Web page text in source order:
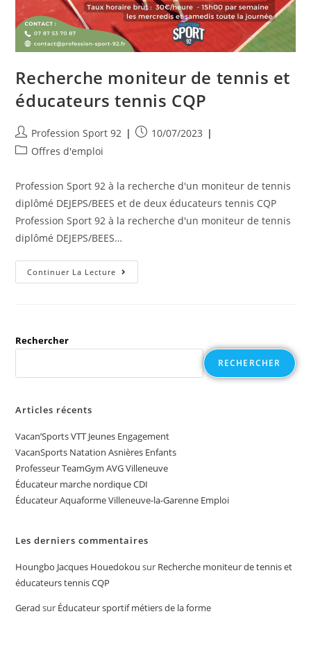
Recherche moniteur de tennis et
éducateurs tennis CQP
Profession Sport 92
10/07/2023
Offres d'emploi
Profession Sport 92 à la recherche d'un moniteur de tennis
diplômé DEJEPS/BEES et de deux éducateurs tennis CQP
Profession Sport 92 à la recherche d'un moniteur de tennis
diplômé DEJEPS/BEES…
Continuer La Lecture
Rechercher
RECHERCHER
Articles récents
Vacan’Sports VTT Jeunes Engagement
VacanSports Natation Asnières Enfants
Professeur TeamGym AVG Villeneuve
Éducateur marche nordique CDI
Éducateur Aquaforme Villeneuve-la-Garenne Emploi
Les derniers commentaires
Houngbo Jacques Houedokou sur Recherche moniteur de tennis et
éducateurs tennis CQP
Gerad sur Éducateur sportif métiers de la forme